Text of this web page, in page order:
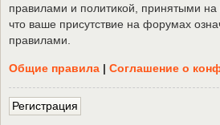
правилами и политикой, принятыми
что ваше присутствие на форумах
правилами.
Общие правила | Соглашение о
Регистрация